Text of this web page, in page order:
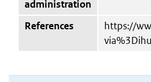
administration
References
https://